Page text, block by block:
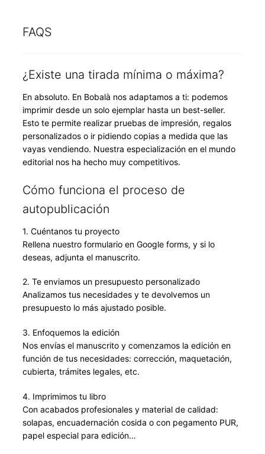
FAQS
¿Existe una tirada mínima o máxima?
En absoluto. En Bobalà nos adaptamos a ti: podemos
imprimir desde un solo ejemplar hasta un best-seller.
Esto te permite realizar pruebas de impresión, regalos
personalizados o ir pidiendo copias a medida que las
vayas vendiendo. Nuestra especialización en el mundo
editorial nos ha hecho muy competitivos.
Cómo funciona el proceso de
autopublicación
1. Cuéntanos tu proyecto
Rellena nuestro formulario en Google forms, y si lo
deseas, adjunta el manuscrito.
2. Te enviamos un presupuesto personalizado
Analizamos tus necesidades y te devolvemos un
presupuesto lo más ajustado posible.
3. Enfoquemos la edición
Nos envías el manuscrito y comenzamos la edición en
función de tus necesidades: corrección, maquetación,
cubierta, trámites legales, etc.
4. Imprimimos tu libro
Con acabados profesionales y material de calidad:
solapas, encuadernación cosida o con pegamento PUR,
papel especial para edición…